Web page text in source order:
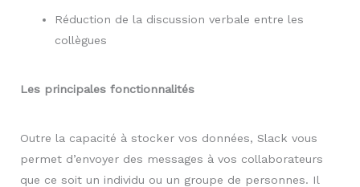
Réduction de la discussion verbale entre les
collègues
Les principales fonctionnalités
Outre la capacité à stocker vos données, Slack vous
permet d’envoyer des messages à vos collaborateurs
que ce soit un individu ou un groupe de personnes. Il